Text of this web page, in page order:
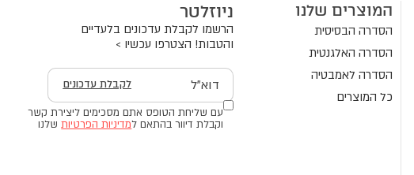
המוצרים שלנו
הסדרה הבסיסית
הסדרה האלגנטית
הסדרה לאמבטיה
כל המוצרים
ניוזלטר
הרשמו לקבלת עדכונים בלעדיים
והטבות! הצטרפו עכשיו >
דוא"ל
עם שליחת הטופס אתם מסכימים ליצירת קשר
וקבלת דיוור בהתאם למדיניות הפרטיותשלנו
לקבלת עדכונים